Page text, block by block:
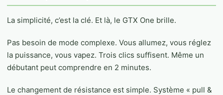
La simplicité, c’est la clé. Et là, le GTX One brille.
Pas besoin de mode complexe. Vous allumez, vous réglez
la puissance, vous vapez. Trois clics suffisent. Même un
débutant peut comprendre en 2 minutes.
Le changement de résistance est simple. Système « pull &